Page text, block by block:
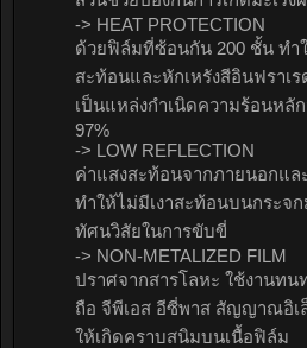
-> HEAT PROTECTION
ด้วยฟิล์มที่ซ้อนกัน 200 ชั้น ทำ
สะท้อนและหักเหรังสีอินฟราเ
เป็นแหล่งกำเนิดความร้อนหลั
97%
-> LOW REFLECTION
ค่าแสงสะท้อนจากภายนอกแล
ทำให้ไม่มีเงาสะท้อนบนกระจ
ทัศนวิสัยในการขับขี่
-> NON-METALIZED FILM
ปราศจากสารโลหะ ใช้งานท
ถือ จีพีเอส อีซี่พาส สัญญาณอิเ
ให้เกิดคราบสนิมบนเนื้อฟิล์ม